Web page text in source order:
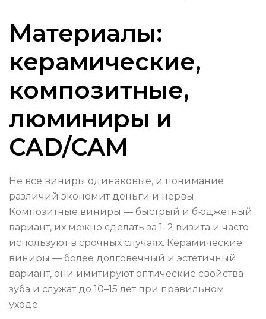
Материалы:
керамические,
композитные,
люминиры и
CAD/CAM
Не все виниры одинаковые, и понимание
различий экономит деньги и нервы.
Композитные виниры — быстрый и бюджетный
вариант, их можно сделать за 1–2 визита и часто
используют в срочных случаях. Керамические
виниры — более долговечный и эстетичный
вариант, они имитируют оптические свойства
зуба и служат до 10–15 лет при правильном
уходе.